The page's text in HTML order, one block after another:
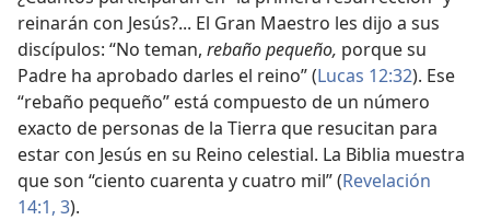
reinarán con Jesús?... El Gran Maestro les dijo a sus
discípulos: “No teman, rebaño pequeño, porque su
Padre ha aprobado darles el reino” (Lucas 12:32). Ese
“rebaño pequeño” está compuesto de un número
exacto de personas de la Tierra que resucitan para
estar con Jesús en su Reino celestial. La Biblia muestra
que son “ciento cuarenta y cuatro mil” (Revelación
14:1, 3).